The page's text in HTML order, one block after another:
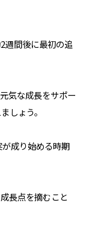
週間後に最初の追
気な成長をサポー
しょう。
成り始める時期
長点を摘むこと